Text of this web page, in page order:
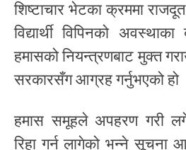
शिष्टाचार भेटका क्रममा
विद्यार्थी विपिनको
हमासको नियन्त्रणबाट मुक्त
सरकारसँग आग्रह गर्नुभएको हो
हमास समूहले अपहरण गरी
रिहा गर्न लागेको भन्ने सूचना